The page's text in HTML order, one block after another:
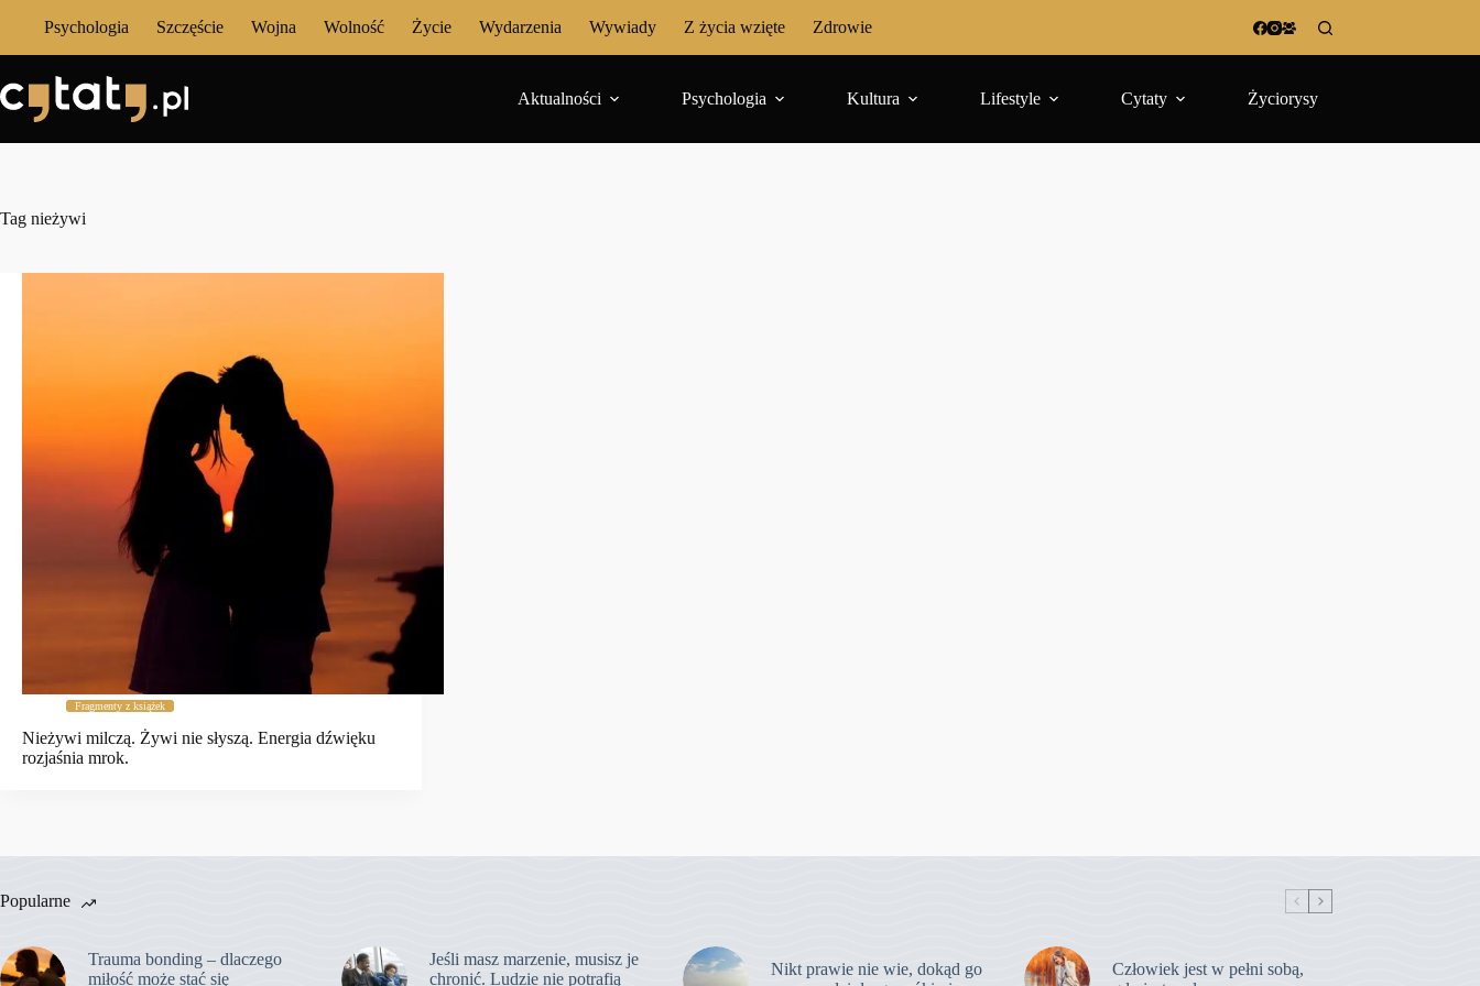
Psychologia Szczęście Wojna Wolność Życie Wydarzenia Wywiady Z życia wzięte Zdrowie
Aktualności Psychologia Kultura Lifestyle Cytaty Życiorysy
Tag nieżywi
Fragmenty z książek
Nieżywi milczą. Żywi nie słyszą. Energia dźwięku
rozjaśnia mrok.
Popularne
Trauma bonding – dlaczego
miłość może stać się
Jeśli masz marzenie, musisz je
chronić. Ludzie nie potrafią
Nikt prawie nie wie, dokąd go
Człowiek jest w pełni sobą,